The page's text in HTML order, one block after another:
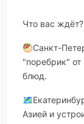
Что вас ждёт?
🥙Санкт-
"поребрик"
блюд.
Азией и